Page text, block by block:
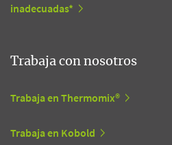
inadecuadas*
Trabaja con nosotros
Trabaja en Thermomix®
Trabaja en Kobold